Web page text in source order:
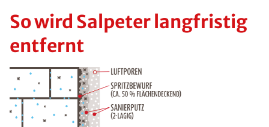
So wird Salpeter langfristig
entfernt